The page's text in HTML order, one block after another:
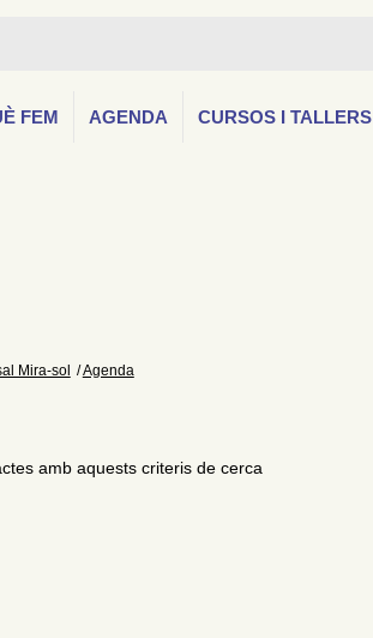
FEM AGENDA CURSOS I TALLERS
Mira-sol Agenda
amb aquests criteris de cerca